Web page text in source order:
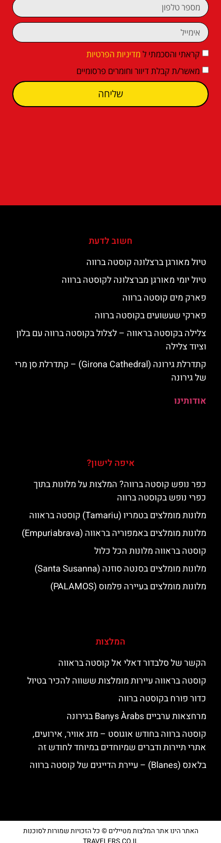
קראתי והסכמתי ל מדיניות הפרטיות
מאשר/ת קבלת דיוור וחומרים פרסומיים
שליחה
חשוב לדעת
טיול מאורגן ברצלונה קוסטה ברווה
טיול יומי מאורגן מברצלונה לקוסטה ברווה
פארק מים קוסטה ברווה
פארקי שעשועים בקוסטה ברווה
צלילה בקוסטה בראווה – לצלול בקוסטה ברווה עם בלון
וציוד צלילה
קתדרלת גירונה (Girona Cathedral) – קתדרלת סן מרי
של גירונה
אודותינו
איפה לישון?
כפר נופש קוסטה ברווה? המלצות על מלונות בתוך
כפרי נופש בקוסטה ברווה
מלונות מומלצים בטמריו (Tamariu) קוסטה בראווה
מלונות מומלצים באמפוריה בראווה (Empuriabrava)
קוסטה בראווה מלונות הכל כלול
מלונות מומלצים בסנטה סוזנה (Santa Susanna)
מלונות מומלצים בעיירה פלמוס (PALAMOS)
המלצות
הקשר של סלבדור דאלי אל קוסטה בראווה
קוסטה בראווה עיירות מומלצות ששווה להכיר בטיול
כדור פורח בקוסטה ברווה
מרחצאות ערביים Banys Àrabs בגירונה
קוסטה ברווה בחודש אוגוסט – מזג אוויר, אירועים,
אתרי תיירות ודברים שמיוחדים במיוחד לחודש זה
בלאנס (Blanes) – עיירת הדייגים של קוסטה ברווה
האתר הינו אתר המלצות מטיילים © כל הזכויות שמורות לסוכנות